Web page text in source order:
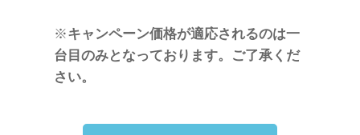
※キャンペーン価格が適応されるのは一
台目のみとなっております。ご了承くだ
さい。